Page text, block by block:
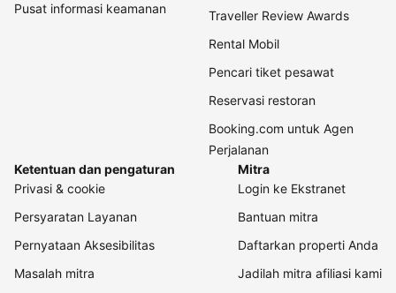
Pusat informasi keamanan
Traveller Review Awards
Rental Mobil
Pencari tiket pesawat
Reservasi restoran
Booking.com untuk Agen
Perjalanan
Ketentuan dan pengaturan
Privasi & cookie
Persyaratan Layanan
Pernyataan Aksesibilitas
Masalah mitra
Mitra
Login ke Ekstranet
Bantuan mitra
Daftarkan properti Anda
Jadilah mitra afiliasi kami